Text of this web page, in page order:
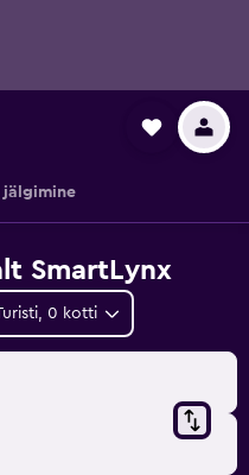
jälgimine
SmartLynx
0 kotti